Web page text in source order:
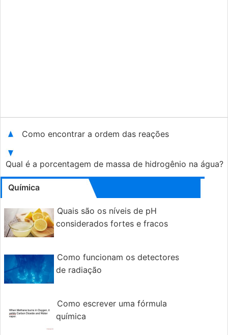
Como encontrar a ordem das reações
Qual é a porcentagem de massa de hidrogênio na água?
Química
Quais são os níveis de pH
considerados fortes e fracos
Como funcionam os detectores
de radiação
Como escrever uma fórmula
química